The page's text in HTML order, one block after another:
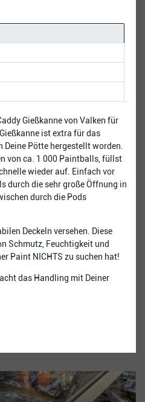
Gießkanne von Valken für
ist extra für das
Pötte hergestellt worden.
von ca. 1 000 Paintballs, füllst
wieder auf. Einfach vor
durch die sehr große Öffnung in
durch die Pods
Deckeln versehen. Diese
Schmutz, Feuchtigkeit und
Paint NICHTS zu suchen hat!
das Handling mit Deiner